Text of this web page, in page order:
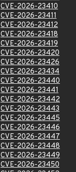
CVE-2026-23410
CVE-2026-23411
CVE-2026-23412
CVE-2026-23418
CVE-2026-23419
CVE-2026-23420
CVE-2026-23426
CVE-2026-23434
CVE-2026-23440
CVE-2026-23441
CVE-2026-23442
CVE-2026-23443
CVE-2026-23445
CVE-2026-23446
CVE-2026-23447
CVE-2026-23448
CVE-2026-23449
CVE-2026-23450